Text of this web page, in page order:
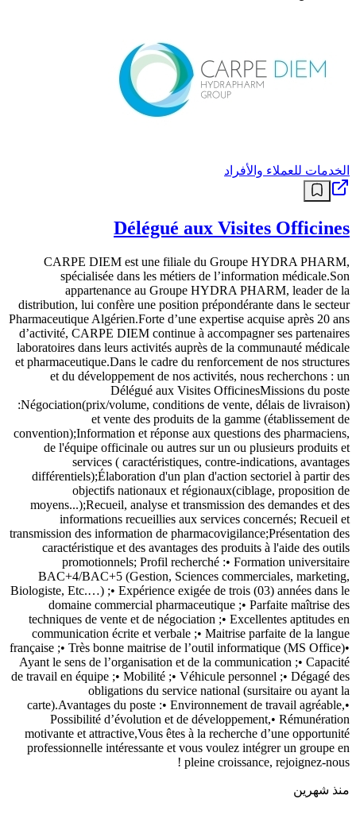
الخدمات للعملاء والأفراد
Délégué aux Visites Officines
CARPE DIEM est une filiale du Groupe HYDRA PHARM,
spécialisée dans les métiers de l’information médicale.Son
appartenance au Groupe HYDRA PHARM, leader de la
distribution, lui confère une position prépondérante dans le secteur
Pharmaceutique Algérien.Forte d’une expertise acquise après 20 ans
d’activité, CARPE DIEM continue à accompagner ses partenaires
laboratoires dans leurs activités auprès de la communauté médicale
et pharmaceutique.Dans le cadre du renforcement de nos structures
et du développement de nos activités, nous recherchons : un
Délégué aux Visites OfficinesMissions du poste
:Négociation(prix/volume, conditions de vente, délais de livraison)
et vente des produits de la gamme (établissement de
convention);Information et réponse aux questions des pharmaciens,
de l'équipe officinale ou autres sur un ou plusieurs produits et
services ( caractéristiques, contre-indications, avantages
différentiels);Élaboration d'un plan d'action sectoriel à partir des
objectifs nationaux et régionaux(ciblage, proposition de
moyens...);Recueil, analyse et transmission des demandes et des
informations recueillies aux services concernés; Recueil et
transmission des information de pharmacovigilance;Présentation des
caractéristique et des avantages des produits à l'aide des outils
promotionnels; Profil recherché :• Formation universitaire
BAC+4/BAC+5 (Gestion, Sciences commerciales, marketing,
Biologiste, Etc.…) ;• Expérience exigée de trois (03) années dans le
domaine commercial pharmaceutique ;• Parfaite maîtrise des
techniques de vente et de négociation ;• Excellentes aptitudes en
communication écrite et verbale ;• Maitrise parfaite de la langue
française ;• Très bonne maitrise de l’outil informatique (MS Office)•
Ayant le sens de l’organisation et de la communication ;• Capacité
de travail en équipe ;• Mobilité ;• Véhicule personnel ;• Dégagé des
obligations du service national (sursitaire ou ayant la
carte).Avantages du poste :• Environnement de travail agréable,•
Possibilité d’évolution et de développement,• Rémunération
motivante et attractive,Vous êtes à la recherche d’une opportunité
professionnelle intéressante et vous voulez intégrer un groupe en
pleine croissance, rejoignez-nous !
منذ شهرين